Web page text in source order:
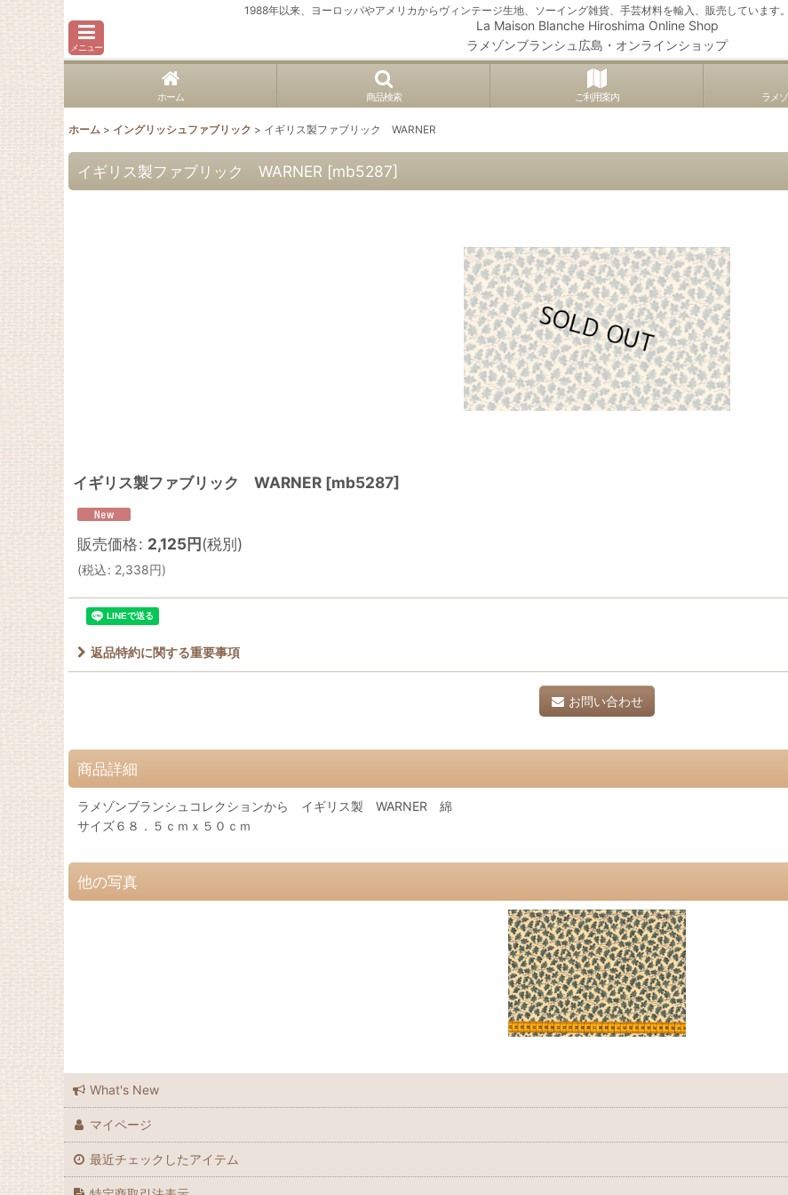
1988年以来、ヨーロッパやアメリカからヴィンテージ生地、ソーイング雑貨、手芸材料を輸入、販売しています
メニュー
La Maison Blanche Hiroshima Online Shop
ラメゾンブランシュ広島・オンラインショップ
ホーム 商品検索 ご利用案内 ラメ
ホーム > イングリッシュファブリック > イギリス製ファブリック WARNER
イギリス製ファブリック WARNER [mb5287]
イギリス製ファブリック WARNER [mb5287]
販売価格: 2,125円(税別)
(税込: 2,338円)
返品特約に関する重要事項
お問い合わせ
商品詳細
ラメゾンブランシュコレクションから イギリス製 WARNER 綿
サイズ６８．５ｃｍｘ５０ｃｍ
他の写真
What's New
マイページ
最近チェックしたアイテム